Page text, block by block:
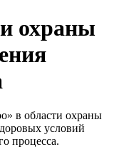
охраны
в области охраны
условий
процесса.